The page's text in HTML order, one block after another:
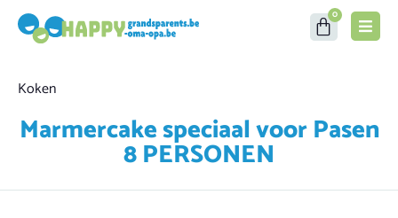
0
Marmercake speciaal voor Pasen
8 PERSONEN
Category
Koken